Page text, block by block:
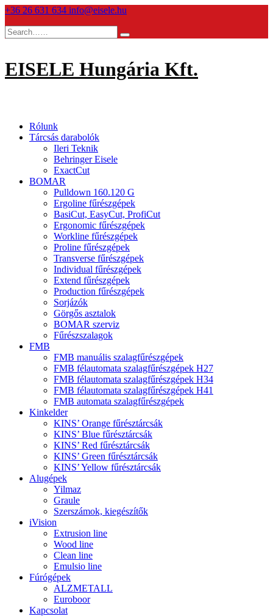
Skip
content
+36 26 631 634 info@eisele.hu
EISELE Hungária Kft.
Rólunk
Tárcsás darabolók
Ileri Teknik
Behringer Eisele
ExactCut
BOMAR
Pulldown 160.120 G
Ergoline fűrészgépek
BasiCut, EasyCut, ProfiCut
Ergonomic fűrészgépek
Workline fűrészgépek
Proline fűrészgépek
Transverse fűrészgépek
Individual fűrészgépek
Extend fűrészgépek
Production fűrészgépek
Sorjázók
Görgős asztalok
BOMAR szerviz
Fűrészszalagok
FMB
FMB manuális szalagfűrészgépek
FMB félautomata szalagfűrészgépek H27
FMB félautomata szalagfűrészgépek H34
FMB félautomata szalagfűrészgépek H41
FMB automata szalagfűrészgépek
Kinkelder
KINS’ Orange fűrésztárcsák
KINS’ Blue fűrésztárcsák
KINS’ Red fűrésztárcsák
KINS’ Green fűrésztárcsák
KINS’ Yellow fűrésztárcsák
Alugépek
Yilmaz
Graule
Szerszámok, kiegészítők
iVision
Extrusion line
Wood line
Clean line
Emulsio line
Fúrógépek
ALZMETALL
Euroboor
Kapcsolat